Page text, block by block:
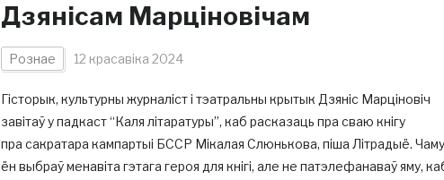
Дзянісам Марціновічам
Рознае 12 красавіка 2024
Гісторык, культурны журналіст і тэатральны крытык Дзяніс Марціновіч
завітаў у падкаст “Каля літаратуры”, каб расказаць пра сваю кнігу
пра сакратара кампартыі БССР Мікалая Слюнькова, піша Літрадыё. Чаму
ён выбраў менавіта гэтага героя для кнігі, але не патэлефанаваў яму,